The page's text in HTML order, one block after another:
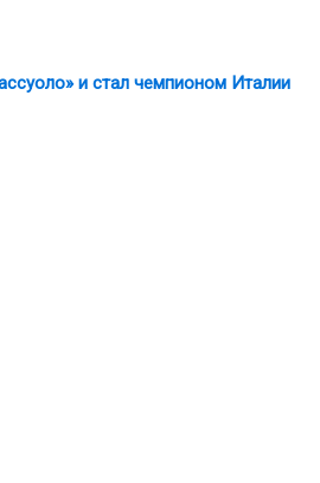
и стал чемпионом Италии